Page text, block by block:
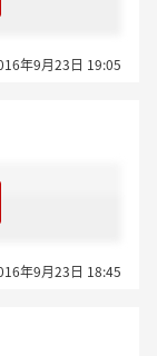
年9月23日 19:05
年9月23日 18:45